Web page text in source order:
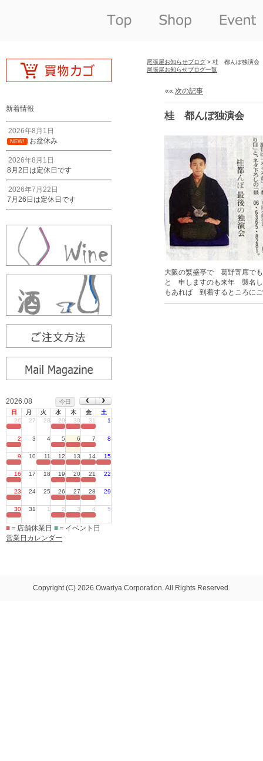
新着情報
2026年8月1日
NEW! お盆休み
2026年8月1日
8月2日は定休日です
2026年7月22日
7月26日は定休日です
2026.08
今日
日
月 火 水 木 金
土
26
27 28 29 30 31 1
2 3 4 5 6 7 8
9 10 11 12 13 14 15
16 17 18 19 20 21 22
23 24 25 26 27 28 29
30 31 1 2 3 4 5
■ ＝店舗休業日 ■ ＝イベント日
営業日カレンダー
尾張屋お知らせブログ > 桂 都んぼ独演会
尾張屋お知らせブログ一覧
«« 次の記事
桂 都んぼ独演会
大阪の繁盛亭で 葛野寄席で
と 申しますのも来年 襲名し
もあれば 到着するところに
Copyright (C) 2026 Owariya Corporation. All Rights Reserved.